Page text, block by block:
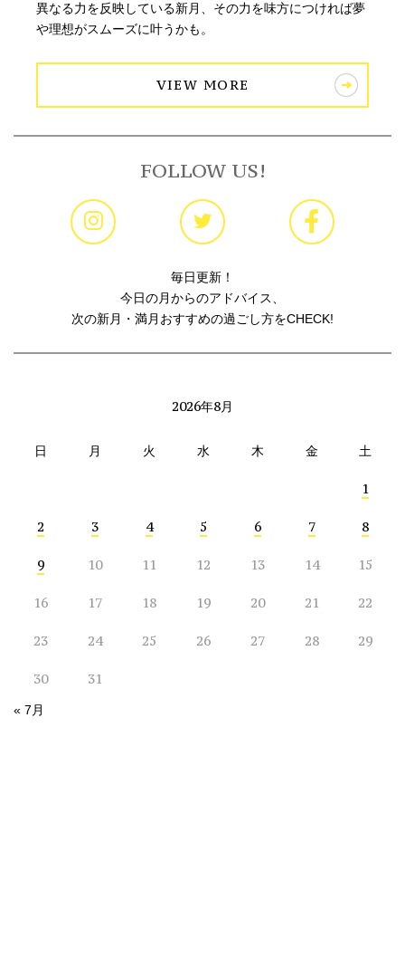
異なる力を反映している新月、その力を味方につければ夢
や理想がスムーズに叶うかも。
VIEW MORE
FOLLOW US!
毎日更新！
今日の月からのアドバイス、
次の新月・満月おすすめの過ごし方をCHECK!
2026年8月
日 月 火 水 木 金 土
1
2 3 4 5 6 7 8
9 10 11 12 13 14 15
16 17 18 19 20 21 22
23 24 25 26 27 28 29
30 31
« 7月